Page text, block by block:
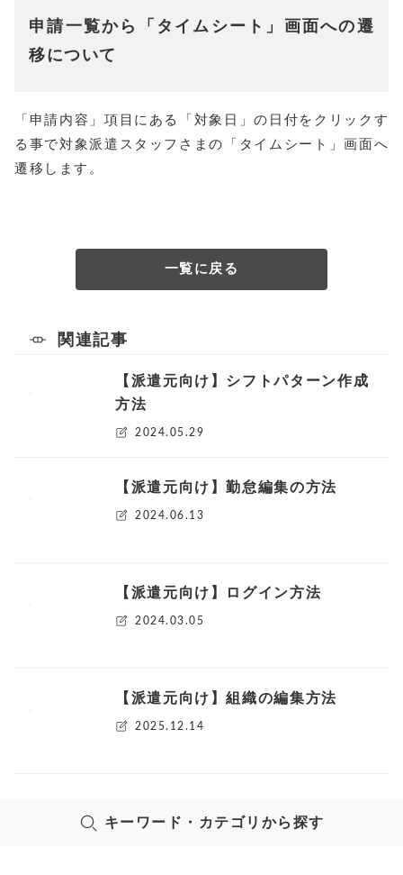
申請一覧から「タイムシート」画面への遷
移について
「申請内容」項目にある「対象日」の日付をクリックす
る事で対象派遣スタッフさまの「タイムシート」画面へ
遷移します。
一覧に戻る
関連記事
【派遣元向け】シフトパターン作成
方法
2024.05.29
【派遣元向け】勤怠編集の方法
2024.06.13
【派遣元向け】ログイン方法
2024.03.05
【派遣元向け】組織の編集方法
2025.12.14
キーワード・カテゴリから探す